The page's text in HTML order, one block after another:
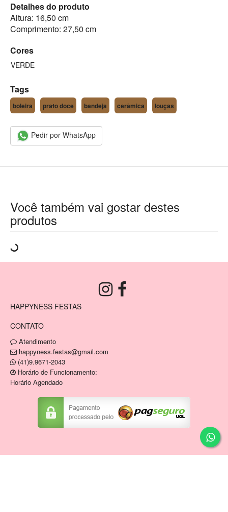
Detalhes do produto
Altura: 16,50 cm
Comprimento: 27,50 cm
Cores
VERDE
Tags
boleira prato doce bandeja cerâmica louças
Pedir por WhatsApp
Você também vai gostar destes
produtos
HAPPYNESS FESTAS
CONTATO
Atendimento
happyness.festas@gmail.com
(41)9.9671-2043
Horário de Funcionamento:
Horário Agendado